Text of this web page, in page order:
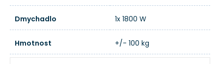
Dmychadlo 1x 1800 W
Hmotnost +/- 100 kg